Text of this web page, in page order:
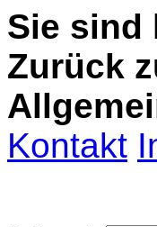
Sie sind
Zurück
Kontakt